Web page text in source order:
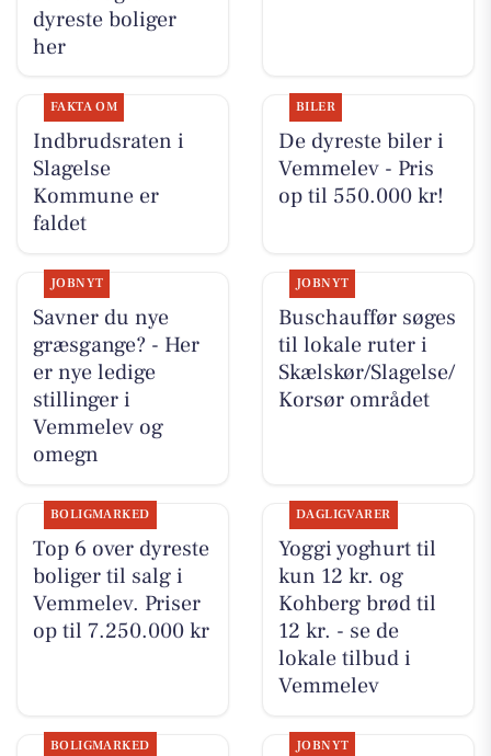
dyreste boliger
her
FAKTA OM
Indbrudsraten i
Slagelse
Kommune er
faldet
BILER
De dyreste biler i
Vemmelev - Pris
op til 550.000 kr!
JOBNYT
Savner du nye
græsgange? - Her
er nye ledige
stillinger i
Vemmelev og
omegn
JOBNYT
Buschauffør søges
til lokale ruter i
Skælskør/Slagelse/
Korsør området
BOLIGMARKED
Top 6 over dyreste
boliger til salg i
Vemmelev. Priser
op til 7.250.000 kr
DAGLIGVARER
Yoggi yoghurt til
kun 12 kr. og
Kohberg brød til
12 kr. - se de
lokale tilbud i
Vemmelev
BOLIGMARKED JOBNYT